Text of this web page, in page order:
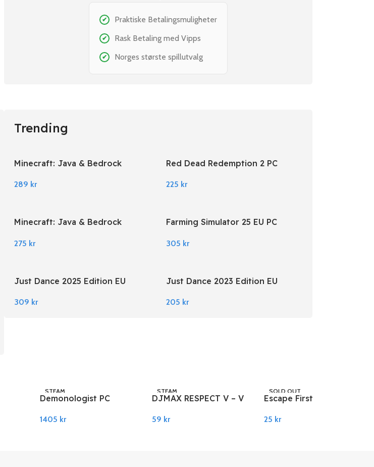
✔ Praktiske Betalingsmuligheter
✔ Rask Betaling med Vipps
✔ Norges største spillutvalg
Trending
Minecraft: Java & Bedrock
289 kr
Red Dead Redemption 2 PC
225 kr
Minecraft: Java & Bedrock
275 kr
Farming Simulator 25 EU PC
305 kr
Just Dance 2025 Edition EU
309 kr
Just Dance 2023 Edition EU
205 kr
STEAM
Demonologist PC
1405 kr
STEAM
DJMAX RESPECT V – V
DLC PC Steam
59 kr
SOLD OUT
STEAM
Escape First Alchemist
25 kr